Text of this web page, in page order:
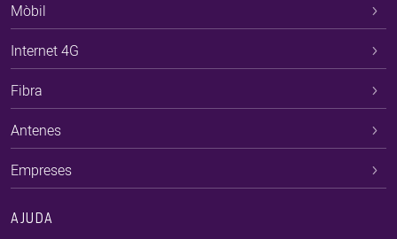
Mòbil
Internet 4G
Fibra
Antenes
Empreses
AJUDA